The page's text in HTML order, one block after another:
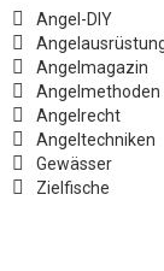
Angel-DIY
Angelmagazin
Angelmethoden
Angelrecht
Angeltechniken
Gewässer
Zielfische